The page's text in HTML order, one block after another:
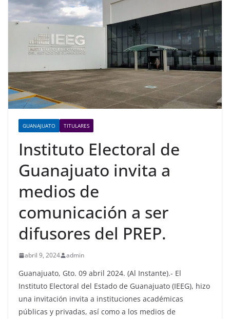
GUANAJUATO TITULARES
Instituto Electoral de
Guanajuato invita a
medios de
comunicación a ser
difusores del PREP.
abril 9, 2024 admin
Guanajuato, Gto. 09 abril 2024. (Al Instante).- El
Instituto Electoral del Estado de Guanajuato (IEEG), hizo
una invitación invita a instituciones académicas
públicas y privadas, así como a los medios de